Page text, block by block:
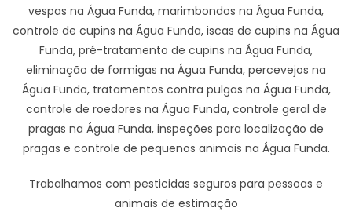
vespas na Água Funda, marimbondos na Água Funda,
controle de cupins na Água Funda, iscas de cupins na Água
Funda, pré-tratamento de cupins na Água Funda,
eliminação de formigas na Água Funda, percevejos na
Água Funda, tratamentos contra pulgas na Água Funda,
controle de roedores na Água Funda, controle geral de
pragas na Água Funda, inspeções para localização de
pragas e controle de pequenos animais na Água Funda.
Trabalhamos com pesticidas seguros para pessoas e
animais de estimação